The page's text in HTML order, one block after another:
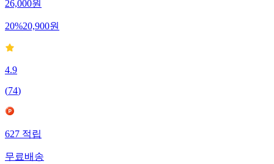
26,000원
20%20,900원
4.9
(74)
627 적립
무료배송